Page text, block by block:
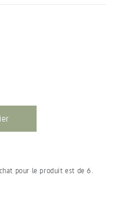
pour le produit est de 6.